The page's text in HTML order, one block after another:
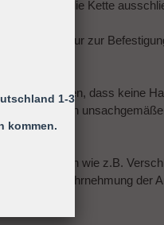
daher ist die Kette
dient nur zur
hingewiesen, dass keine
die auf einen
ist.
Verletzungen wie z.B.
durch die Wahrnehmung der
1-3
kommen.